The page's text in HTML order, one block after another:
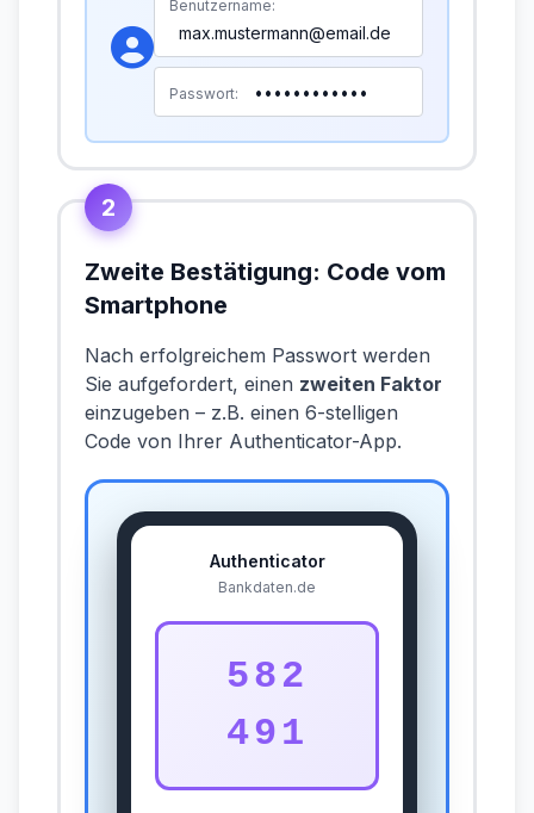
Benutzername:
max.mustermann@email.de
Passwort: ••••••••••••
2
Zweite Bestätigung: Code vom
Smartphone
Nach erfolgreichem Passwort werden
Sie aufgefordert, einen zweiten Faktor
einzugeben – z.B. einen 6-stelligen
Code von Ihrer Authenticator-App.
Authenticator
Bankdaten.de
582
491